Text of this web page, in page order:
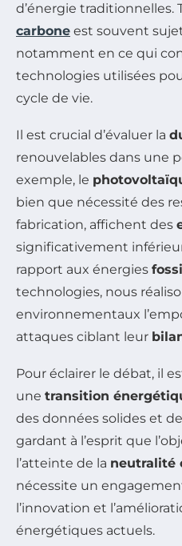
d’énergie traditionnelles.
carbone est souvent
notamment en ce qui
technologies utilisées
cycle de vie.
Il est crucial d’évaluer la
renouvelables dans une
exemple, le
bien que nécessité des
fabrication, affichent des
significativement
rapport aux énergies
technologies, nous
environnementaux
attaques ciblant leur
Pour éclairer le débat, il
une transition
des données solides et
gardant à l’esprit que
l’atteinte de la neutralité
nécessite un
l’innovation et
énergétiques actuels.